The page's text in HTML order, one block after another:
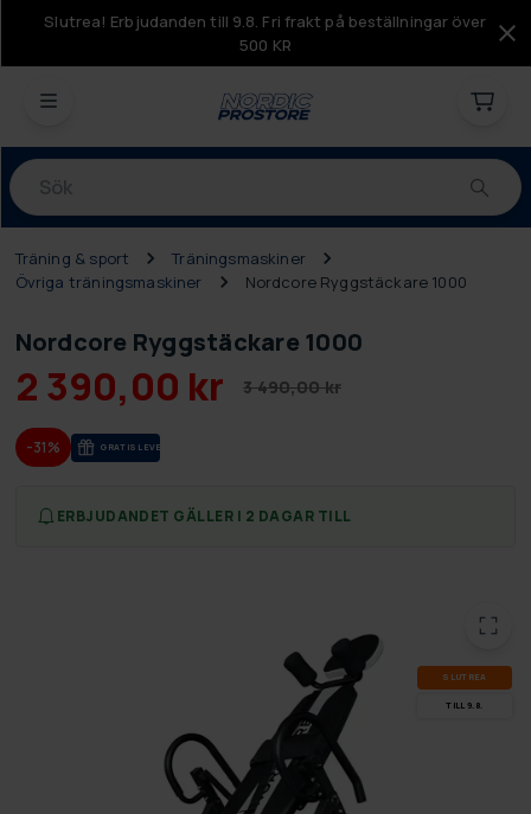
Slutrea! Erbjudanden till 9.8. Fri frakt på beställningar över
500 KR
Produkter
Träning & sport
Träningsmaskiner
Övriga träningsmaskiner
Nordcore Ryggstäckare 1000
Nordcore Ryggstäckare 1000
2 390,00 kr 3 490,00 kr
-31% GRA­TIS LE­VE­RANS
ERBJUDANDET GÄLLER I 2 DAGAR TILL
SLUT­REA
TILL 9.8.